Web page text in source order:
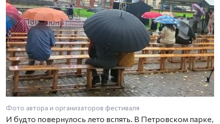
Фото автора и организаторов фестиваля
И будто повернулось лето вспять. В Петровском парке,